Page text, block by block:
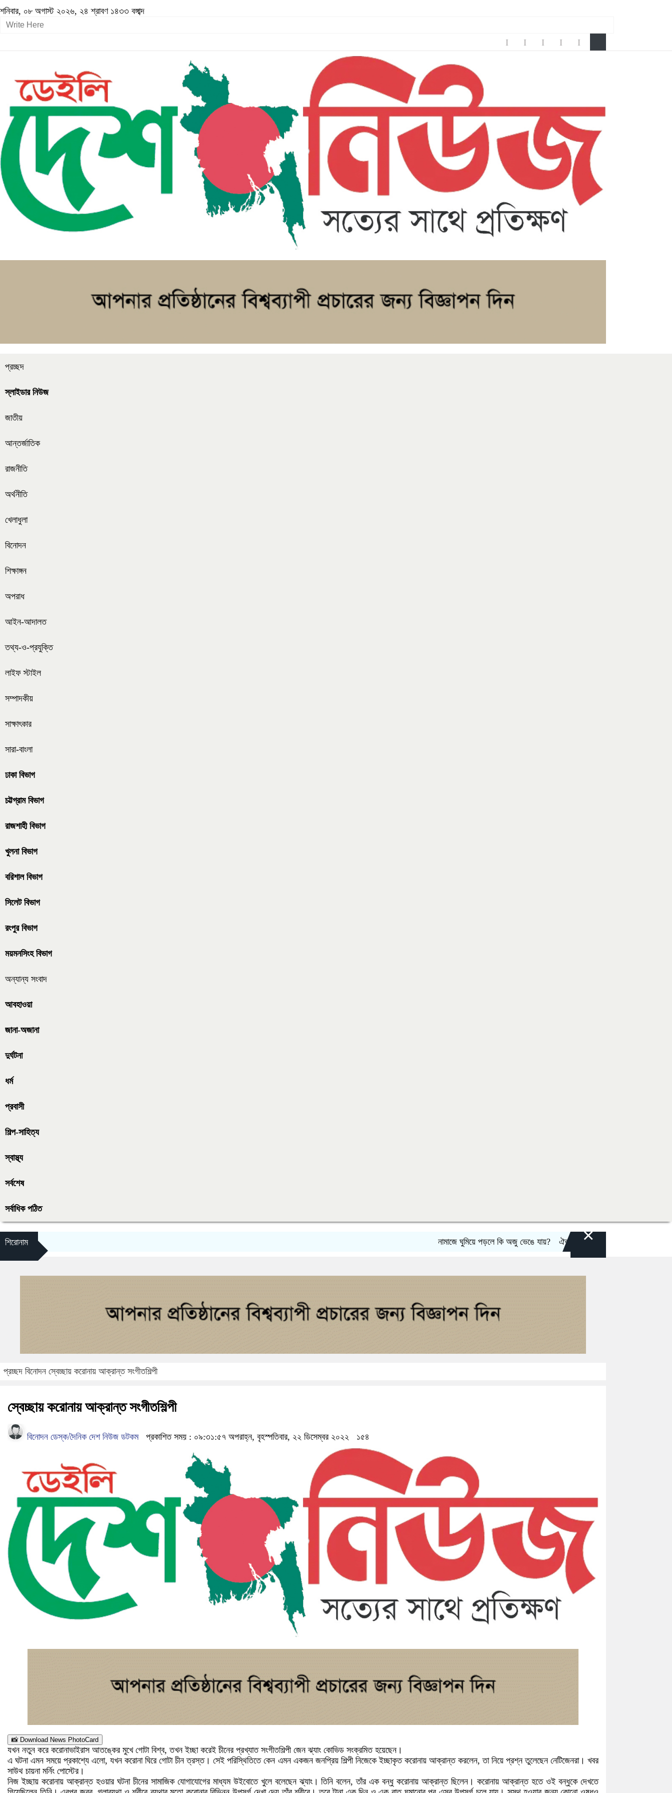
শনিবার, ০৮ অগাস্ট ২০২৬, ২৪ শ্রাবণ ১৪৩৩ বঙ্গাব্দ
প্রচ্ছদ
স্লাইডার নিউজ
জাতীয়
আন্তর্জাতিক
রাজনীতি
অর্থনীতি
খেলাধুলা
বিনোদন
শিক্ষাঙ্গন
অপরাধ
আইন-আদালত
তথ্য-ও-প্রযুক্তি
লাইফ স্টাইল
সম্পাদকীয়
সাক্ষাৎকার
সারা-বাংলা
ঢাকা বিভাগ
চট্টগ্রাম বিভাগ
রাজশাহী বিভাগ
খুলনা বিভাগ
বরিশাল বিভাগ
সিলেট বিভাগ
রংপুর বিভাগ
ময়মনসিংহ বিভাগ
অন্যান্য সংবাদ
আবহাওয়া
জানা-অজানা
দুর্ঘটনা
ধর্ম
প্রবাসী
শিল্প-সাহিত্য
স্বাস্থ্য
সর্বশেষ
সর্বাধিক পঠিত
শিরোনাম নামাজে ঘুমিয়ে পড়লে কি অজু ভেঙে যায়? ঐক্য-সক্ষমতা পরীক্ষার্থে ন্যাটোভুক্ত দেশে হামলা
×
প্রচ্ছদ বিনোদন স্বেচ্ছায় করোনায় আক্রান্ত সংগীতশিল্পী
স্বেচ্ছায় করোনায় আক্রান্ত সংগীতশিল্পী
বিনোদন ডেস্ক/দৈনিক দেশ নিউজ ডটকম প্রকাশিত সময় : ০৯:৩১:৫৭ অপরাহ্ন, বৃহস্পতিবার, ২২ ডিসেম্বর ২০২২ ১৫৪
📸 Download News PhotoCard
যখন নতুন করে করোনাভাইরাস আতঙ্কের মুখে গোটা বিশ্ব, তখন ইচ্ছা করেই চীনের প্রখ্যাত সংগীতশিল্পী জেন ঝ্যাং কোভিড সংক্রমিত হয়েছেন।
এ ঘটনা এমন সময়ে প্রকাশ্যে এলো, যখন করোনা ঘিরে গোটা চীন ত্রস্ত। সেই পরিস্থিতিতে কেন এমন একজন জনপ্রিয় শিল্পী নিজেকে ইচ্ছাকৃত করোনায় আক্রান্ত করলেন, তা নিয়ে প্রশ্ন তুলেছেন নেটিজেনরা। খবর
সাউথ চায়না মর্নিং পোস্টের।
নিজ ইচ্ছায় করোনায় আক্রান্ত হওয়ার ঘটনা চীনের সামাজিক যোগাযোগের মাধ্যম উইবোতে খুলে বলেছেন ঝ্যাং। তিনি বলেন, তাঁর এক বন্ধু করোনায় আক্রান্ত ছিলেন। করোনায় আক্রান্ত হতে ওই বন্ধুকে দেখতে